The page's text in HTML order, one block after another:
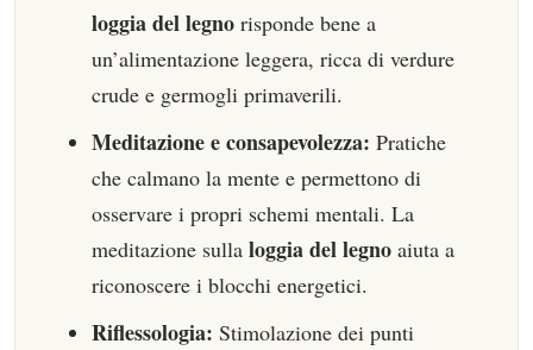
loggia del legno risponde bene a
un’alimentazione leggera, ricca di verdure
crude e germogli primaverili.
Meditazione e consapevolezza: Pratiche
che calmano la mente e permettono di
osservare i propri schemi mentali. La
meditazione sulla loggia del legno aiuta a
riconoscere i blocchi energetici.
Riflessologia: Stimolazione dei punti